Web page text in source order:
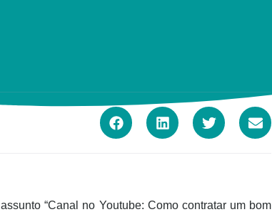
“Canal no Youtube: Como contratar um bom